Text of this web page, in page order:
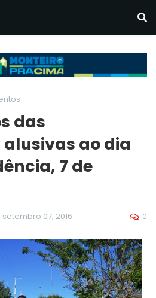
das
ao dia
7 de
setembro 07, 2016 0